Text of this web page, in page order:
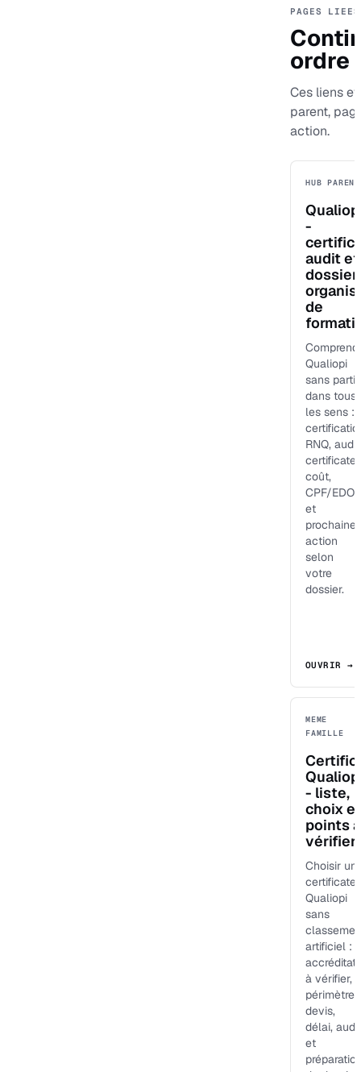
PAGES LIEES
ordre
Ces liens
parent,
action.
HUB PARENT
-
audit et
dossier
de
Qualiopi
sans partir
dans tous
les sens :
RNQ, audit,
coût,
CPF/EDOF
et
prochaine
action
selon
votre
dossier.
OUVRIR →
MEME
FAMILLE
- liste,
choix et
points à
vérifier
Choisir un
Qualiopi
sans
artificiel :
à vérifier,
périmètre,
devis,
délai, audit
et